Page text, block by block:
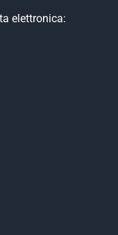
elettronica: